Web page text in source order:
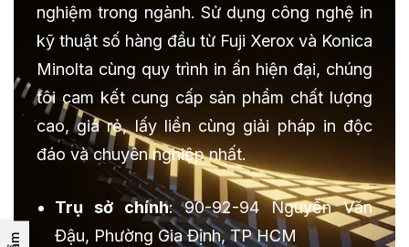
nghiệm trong ngành. Sử dụng công nghệ in
kỹ thuật số hàng đầu từ Fuji Xerox và Konica
Minolta cùng quy trình in ấn hiện đại, chúng
tôi cam kết cung cấp sản phẩm chất lượng
cao, giá rẻ, lấy liền cùng giải pháp in độc
đáo và chuyên nghiệp nhất.
Trụ sở chính: 90-92-94 Nguyễn Văn
Đậu, Phường Gia Định, TP HCM